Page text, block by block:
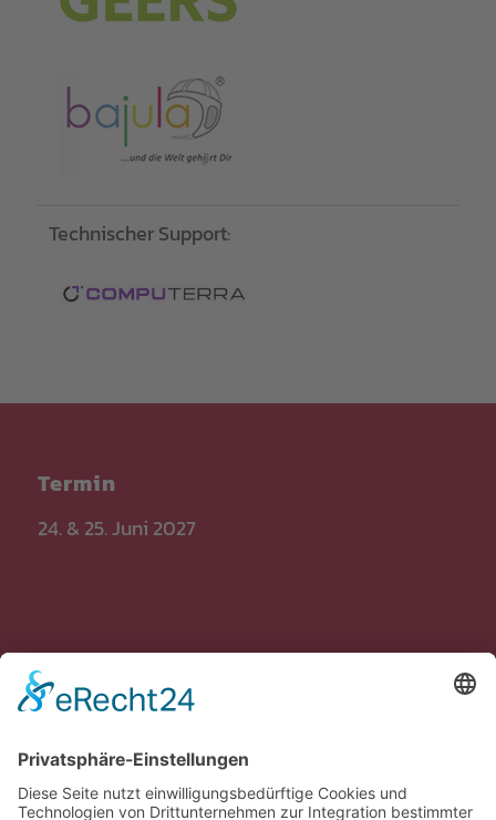
Technischer Support:
Termin
24. & 25. Juni 2027
Veranstaltungsort
Carl-Oelemann-Weg 5
61231 Bad Nauheim